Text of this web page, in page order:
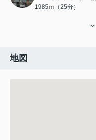
1985ｍ（25分）
地図